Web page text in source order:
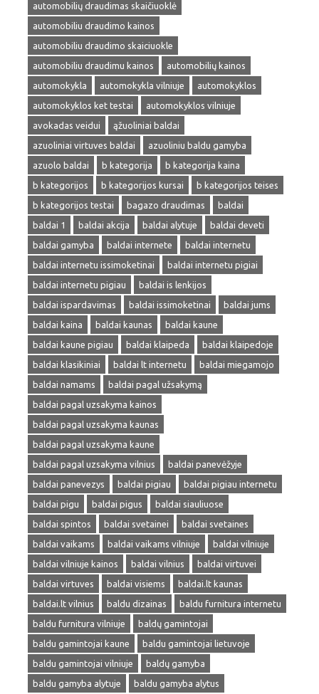
automobilių draudimas skaičiuoklė
automobiliu draudimo kainos
automobiliu draudimo skaiciuokle
automobiliu draudimu kainos
automobilių kainos
automokykla
automokykla vilniuje
automokyklos
automokyklos ket testai
automokyklos vilniuje
avokadas veidui
ąžuoliniai baldai
azuoliniai virtuves baldai
azuoliniu baldu gamyba
azuolo baldai
b kategorija
b kategorija kaina
b kategorijos
b kategorijos kursai
b kategorijos teises
b kategorijos testai
bagazo draudimas
baldai
baldai 1
baldai akcija baldai alytuje
baldai deveti
baldai gamyba
baldai internete
baldai internetu
baldai internetu issimoketinai
baldai internetu pigiai
baldai internetu pigiau
baldai is lenkijos
baldai ispardavimas
baldai issimoketinai
baldai jums
baldai kaina
baldai kaunas
baldai kaune
baldai kaune pigiau
baldai klaipeda
baldai klaipedoje
baldai klasikiniai
baldai lt internetu
baldai miegamojo
baldai namams
baldai pagal užsakymą
baldai pagal uzsakyma kainos
baldai pagal uzsakyma kaunas
baldai pagal uzsakyma kaune
baldai pagal uzsakyma vilnius
baldai panevėžyje
baldai panevezys
baldai pigiau
baldai pigiau internetu
baldai pigu
baldai pigus
baldai siauliuose
baldai spintos
baldai svetainei
baldai svetaines
baldai vaikams
baldai vaikams vilniuje
baldai vilniuje
baldai vilniuje kainos
baldai vilnius
baldai virtuvei
baldai virtuves
baldai visiems
baldai.lt kaunas
baldai.lt vilnius
baldu dizainas
baldu furnitura internetu
baldu furnitura vilniuje
baldų gamintojai
baldu gamintojai kaune
baldu gamintojai lietuvoje
baldu gamintojai vilniuje
baldų gamyba
baldu gamyba alytuje
baldu gamyba alytus